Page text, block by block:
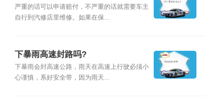
严重的话可以申请赔付，不严重的话就需要车主
自行到汽修店里维修。如果在保...
下暴雨高速封路吗?
下暴雨会封高速公路，雨天在高速上行驶必须小
心谨慎，系好安全带，因为雨天...